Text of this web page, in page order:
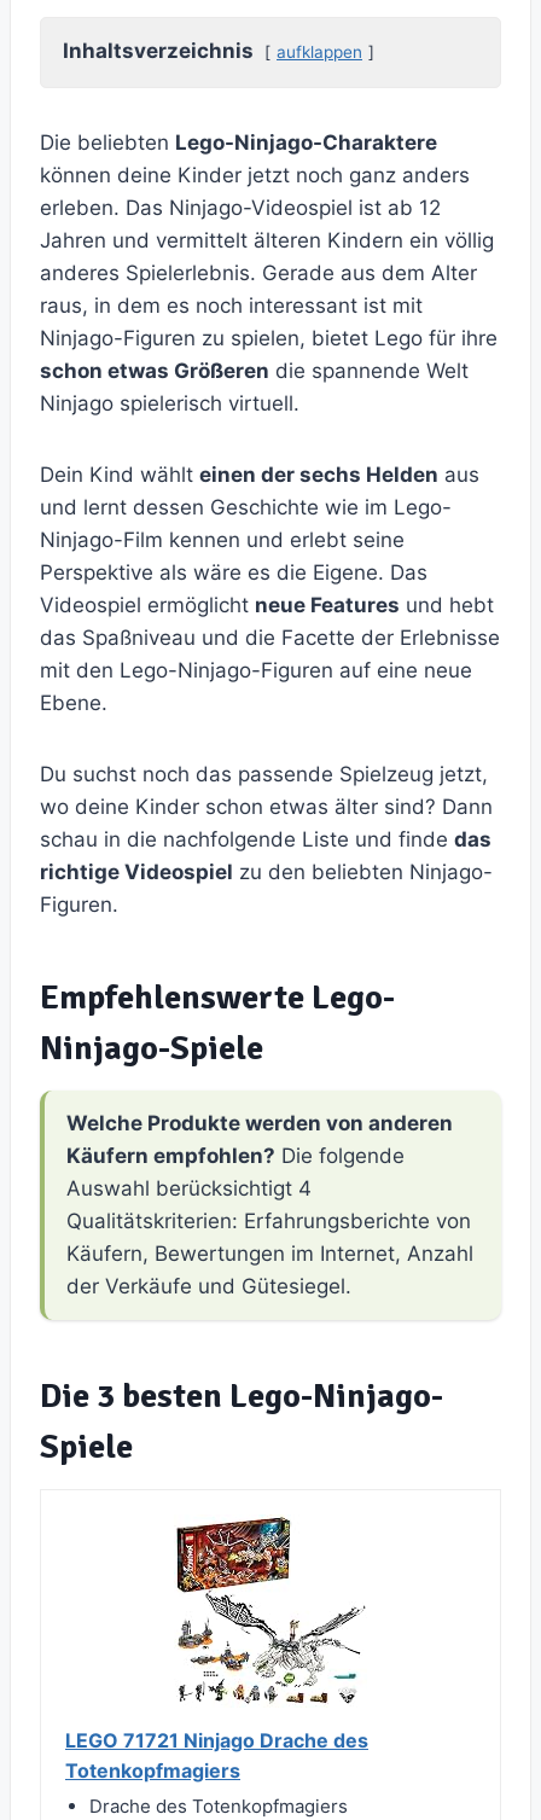
Inhaltsverzeichnis aufklappen
Die beliebten Lego-Ninjago-Charaktere
können deine Kinder jetzt noch ganz anders
erleben. Das Ninjago-Videospiel ist ab 12
Jahren und vermittelt älteren Kindern ein völlig
anderes Spielerlebnis. Gerade aus dem Alter
raus, in dem es noch interessant ist mit
Ninjago-Figuren zu spielen, bietet Lego für ihre
schon etwas Größeren die spannende Welt
Ninjago spielerisch virtuell.
Dein Kind wählt einen der sechs Helden aus
und lernt dessen Geschichte wie im Lego-
Ninjago-Film kennen und erlebt seine
Perspektive als wäre es die Eigene. Das
Videospiel ermöglicht neue Features und hebt
das Spaßniveau und die Facette der Erlebnisse
mit den Lego-Ninjago-Figuren auf eine neue
Ebene.
Du suchst noch das passende Spielzeug jetzt,
wo deine Kinder schon etwas älter sind? Dann
schau in die nachfolgende Liste und finde das
richtige Videospiel zu den beliebten Ninjago-
Figuren.
Empfehlenswerte Lego-
Ninjago-Spiele
Welche Produkte werden von anderen
Käufern empfohlen? Die folgende
Auswahl berücksichtigt 4
Qualitätskriterien: Erfahrungsberichte von
Käufern, Bewertungen im Internet, Anzahl
der Verkäufe und Gütesiegel.
Die 3 besten Lego-Ninjago-
Spiele
LEGO 71721 Ninjago Drache des
Totenkopfmagiers
Drache des Totenkopfmagiers